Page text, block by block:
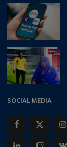
SOCIAL MEDIA